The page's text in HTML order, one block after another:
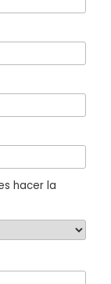
hacer la